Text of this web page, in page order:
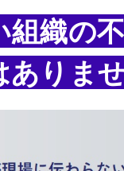
組織の
ありま